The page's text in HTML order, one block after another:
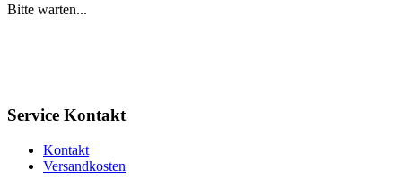
Bitte warten...
Service Kontakt
Kontakt
Versandkosten